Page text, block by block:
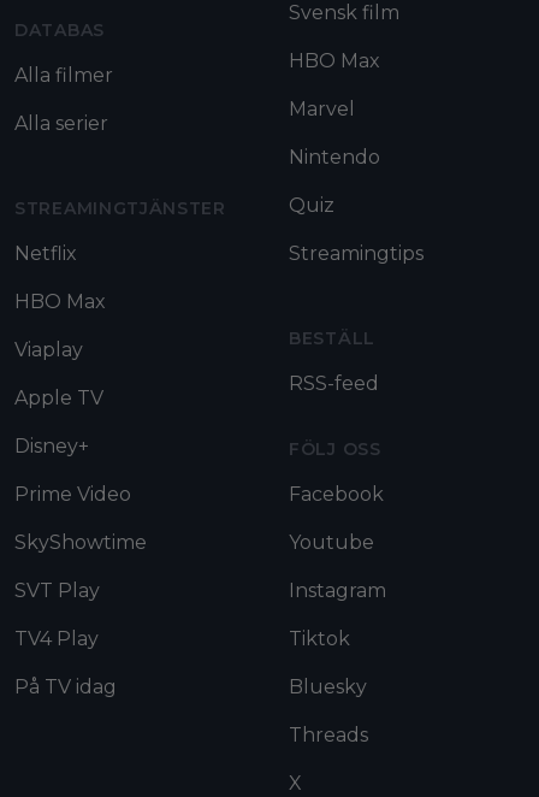
DATABAS
Alla filmer
Alla serier
STREAMINGTJÄNSTER
Netflix
HBO Max
Viaplay
Apple TV
Disney+
Prime Video
SkyShowtime
SVT Play
TV4 Play
På TV idag
Svensk film
HBO Max
Marvel
Nintendo
Quiz
Streamingtips
BESTÄLL
RSS-feed
FÖLJ OSS
Facebook
Youtube
Instagram
Tiktok
Bluesky
Threads
X